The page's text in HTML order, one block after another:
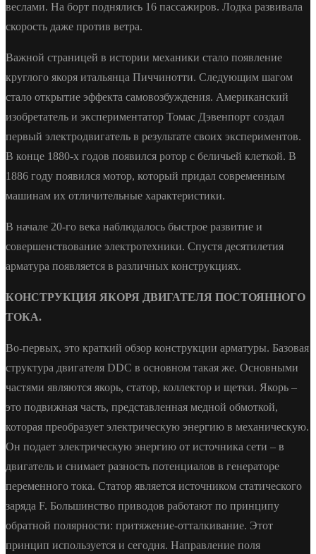
веслами. На борт поднялись 16 пассажиров. Лодка развивала
скорость даже против ветра.
Важной страницей в истории механики стало появление
круглого якоря итальянца Пиччинотти. Следующим шагом
стало открытие эффекта самовозбуждения. Американский
изобретатель и экспериментатор Томас Дэвенпорт создал
первый электродвигатель в результате своих экспериментов.
В конце 1880-х годов появился ротор с беличьей клеткой. В
1886 году появился мотор, который придал современным
машинам их отличительные характеристики.
В начале 20-го века наблюдалось быстрое развитие и
совершенствование электротехники. Спустя десятилетия
арматура появляется в различных конструкциях.
КОНСТРУКЦИЯ ЯКОРЯ ДВИГАТЕЛЯ ПОСТОЯННОГО
ТОКА.
Во-первых, это краткий обзор конструкции арматуры. Базовая
структура двигателя DDC в основном такая же. Основными
частями являются якорь, статор, коллектор и щетки. Якорь –
это подвижная часть, представленная медной обмоткой,
которая преобразует электрическую энергию в механическую.
Он подает электрическую энергию от источника сети – в
двигатель и снимает разность потенциалов в генераторе
переменного тока. Статор является источником статического
заряда F. Большинство приводов работают по принципу
обратной полярности: притяжение-отталкивание. Этот
принцип используется и сегодня. Направление поля